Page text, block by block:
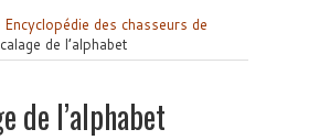
Encyclopédie des chasseurs de
de l’alphabet
de l’alphabet